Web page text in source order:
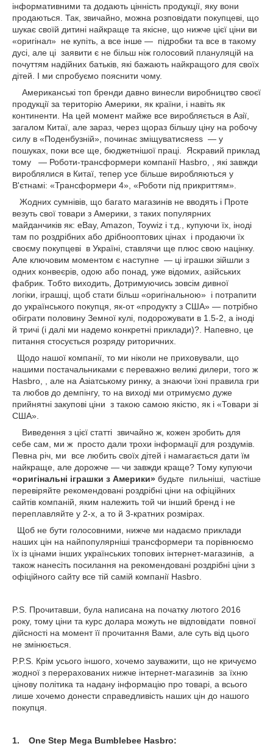
інформативними та додають цінність продукції, яку вони
продаються. Так, звичайно, можна розповідати покупцеві, що
шукає своїй дитині найкраще та якісне, що нижче цієї ціни ви
«оригінал» не купіть, а все інше — підробки та все в такому
дусі, але ці заявити є не більш ніж голосовий плануляцій на
почуттям надійних батьків, які бажають найкращого для своїх
дітей. І ми спробуємо пояснити чому.
Американські топ бренди давно винесли виробництво своєї
продукції за територію Америки, як країни, і навіть як
континенти. На цей момент майже все виробляється в Азії,
загалом Китаї, але зараз, через щораз більшу ціну на робочу
силу в «Поденбузній», починає зміщуватисяess ― у
пошуках, поки все ще, бюджетнішої праці. Яскравий приклад
тому ― Роботи-трансформери компанії Hasbro,
, які завжди
вироблялися в Китаї, тепер усе більше виробляються у
В'єтнамі: «Трансформери 4», «Роботи під прикриттям».
Жодних сумнівів, що багато магазинів не вводять і Проте
везуть свої товари з Америки, з таких популярних
майданчиків як: eBay, Amazon, Toywiz і т.д., купуючи їх, іноді
там по роздрібних або дрібнооптових цінах і продаючи їх
своєму покупцеві в Україні, ставлячи ще плюс свою націнку.
Але ключовим моментом є наступне ― ці іграшки зійшли з
одних конвеєрів, одою або понад, уже відомих, азійських
фабрик. Тобто виходить, Дотримуючись зовсім дивної
логіки, іграшці, щоб стати більш «оригінальною» і потрапити
до українського покупця, як-от «продукту з США» — потрібно
обіграти половину Земної кулі, подорожувати в 1.5-2, а іноді
й тричі (і далі ми надемо конкретні приклади)?. Напевно, це
питання стосується розряду риторичних.
Щодо нашої компанії, то ми ніколи не приховували, що
нашими постачальниками є переважно великі дилери, того ж
Hasbro,
, але на Азіатському ринку, а знаючи їхні правила гри
та любов до демпінгу, то на виході ми отримуємо дуже
прийнятні закупові ціни з такою самою якістю, як і «Товари зі
США»
Виведення з цієї статті звичайно ж, кожен зробить для
себе сам, ми ж просто дали трохи інформації для роздумів.
Певна річ, ми все любить своїх дітей і намагається дати їм
найкраще, але дорожче — чи завжди краще? Тому купуючи
«оригінальні іграшки з Америки» будьте пильніші, частіше
перевіряйте рекомендовані роздрібні ціни на офіційних
сайтів компаній, яким належить той чи інший бренд і не
переплавляйте у 2-х, а то й 3-кратних розмірах.
Щоб не бути голосовними, нижче ми надаємо приклади
наших цін на найпопулярніші трансформери та порівнюємо
їх із цінами інших українських топових інтернет-магазинів, а
також нанесіть посилання на рекомендовані роздрібні ціни з
офіційного сайту все тій самій компанії Hasbro.
P.S. Прочитавши, була написана на початку лютого 2016
року, тому ціни та курс долара можуть не відповідати повної
дійсності на момент її прочитання Вами, але суть від цього
не змінюється.
P.P.S. Крім усього іншого, хочемо зауважити, що не кричуємо
жодної з перерахованих нижче інтернет-магазинів за їхню
цінову політика та надану інформацію про товарі, а всього
лише хочемо донести справедливість наших цін до нашого
покупця.
1.
One Step Mega Bumblebee Hasbro: